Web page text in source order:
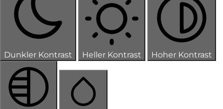
Dunkler Kontrast Heller Kontrast Hoher Kontrast